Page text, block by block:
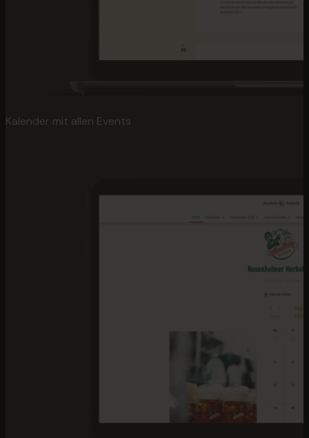
Kalender mit allen Events